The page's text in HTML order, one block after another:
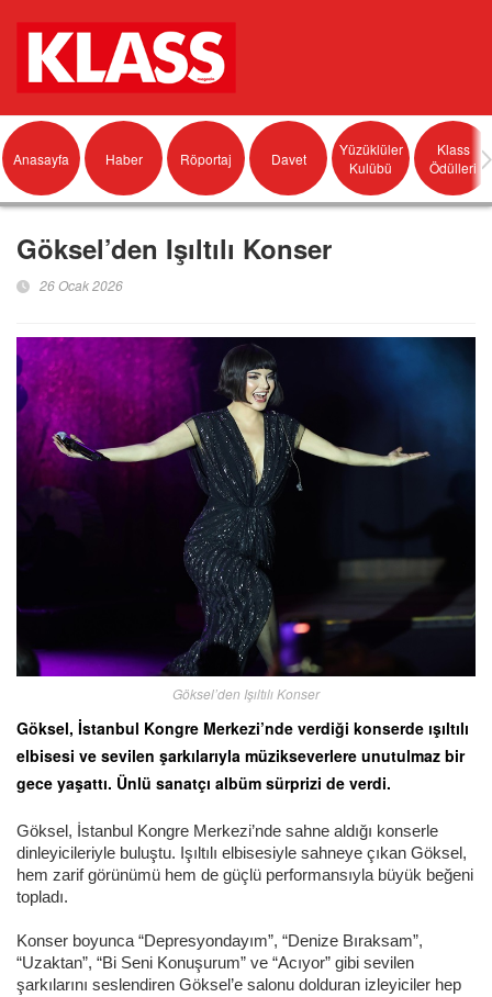
Anasayfa Haber Röportaj Davet
Yüzüklüler
Kulübü
Klass
Ödülleri
Göksel’den Işıltılı Konser
26 Ocak 2026
Göksel’den Işıltılı Konser
Göksel, İstanbul Kongre Merkezi’nde verdiği konserde ışıltılı
elbisesi ve sevilen şarkılarıyla müzikseverlere unutulmaz bir
gece yaşattı. Ünlü sanatçı albüm sürprizi de verdi.
Göksel, İstanbul Kongre Merkezi’nde sahne aldığı konserle
dinleyicileriyle buluştu. Işıltılı elbisesiyle sahneye çıkan Göksel,
hem zarif görünümü hem de güçlü performansıyla büyük beğeni
topladı.
Konser boyunca “Depresyondayım”, “Denize Bıraksam”,
“Uzaktan”, “Bi Seni Konuşurum” ve “Acıyor” gibi sevilen
şarkılarını seslendiren Göksel’e salonu dolduran izleyiciler hep